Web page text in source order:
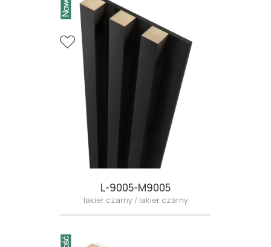
L-9005-M9005
lakier czarny / lakier czarny